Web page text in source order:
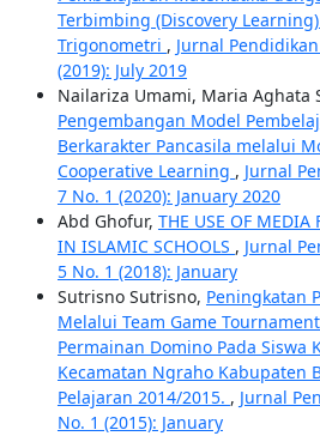
Terbimbing (Discovery
Trigonometri , Jurnal
(2019): July 2019
Nailariza Umami, Maria Aghata
Pengembangan Model
Berkarakter Pancasila melalui
Cooperative Learning , Jurnal
7 No. 1 (2020): January 2020
Abd Ghofur, THE USE OF MEDIA
IN ISLAMIC SCHOOLS , Jurnal
5 No. 1 (2018): January
Sutrisno Sutrisno, Peningkatan
Melalui Team Game
Permainan Domino Pada Siswa
Kecamatan Ngraho Kabupaten
Pelajaran 2014/2015. , Jurnal
No. 1 (2015): January